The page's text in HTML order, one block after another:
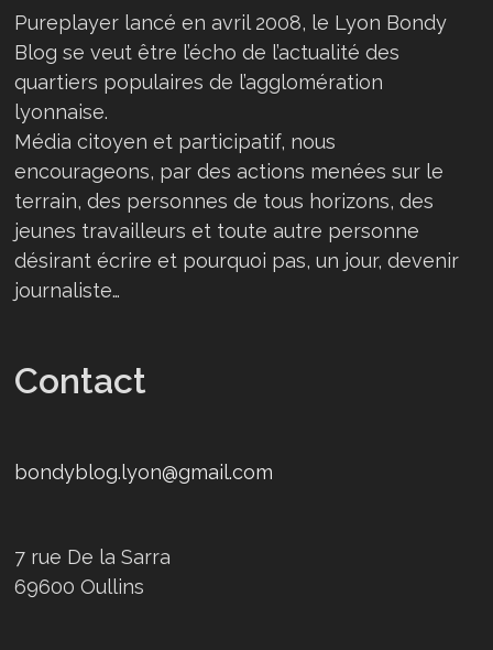
Pureplayer lancé en avril 2008, le Lyon Bondy
Blog se veut être l’écho de l’actualité des
quartiers populaires de l’agglomération
lyonnaise.
Média citoyen et participatif, nous
encourageons, par des actions menées sur le
terrain, des personnes de tous horizons, des
jeunes travailleurs et toute autre personne
désirant écrire et pourquoi pas, un jour, devenir
journaliste…
Contact
bondyblog.lyon@gmail.com
7 rue De la Sarra
69600 Oullins